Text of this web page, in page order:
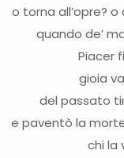
o torna all’opre?
quando de’
Piacer
gioia
del passato
e
chi la